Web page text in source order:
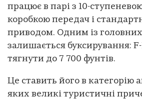
працює в парі з 10-
коробкою передач і
приводом. Одним із
залишається буксирування:
тягнути до 7 700 фунтів.
Це ставить його в категорію
яких великі туристичні